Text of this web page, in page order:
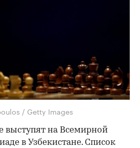
/ Getty Images
выступят на Всемирной
в Узбекистане. Список